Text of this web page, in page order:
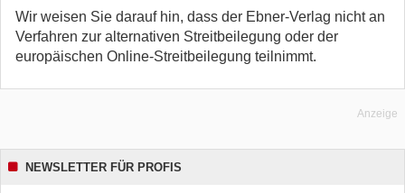
Wir weisen Sie darauf hin, dass der Ebner-Verlag nicht an
Verfahren zur alternativen Streitbeilegung oder der
europäischen Online-Streitbeilegung teilnimmt.
Anzeige
NEWSLETTER FÜR PROFIS